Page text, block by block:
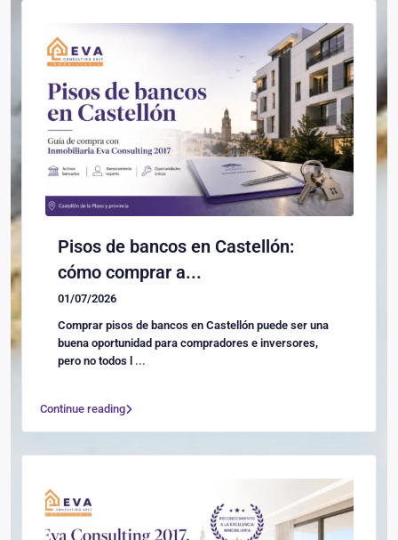
Pisos de bancos en Castellón:
cómo comprar a...
01/07/2026
Comprar pisos de bancos en Castellón puede ser una
buena oportunidad para compradores e inversores,
pero no todos l ...
Continue reading